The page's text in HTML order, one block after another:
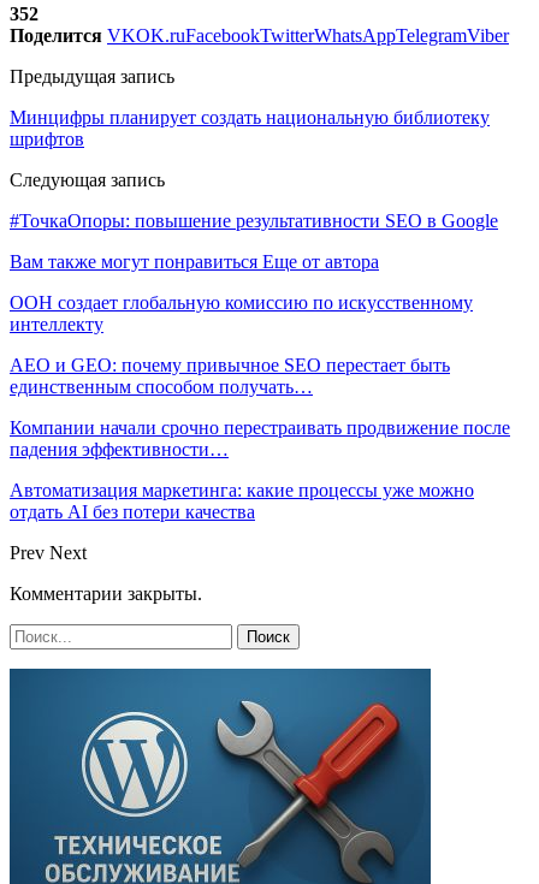
352
Поделится VKOK.ruFacebookTwitterWhatsAppTelegramViber
Предыдущая запись
Минцифры планирует создать национальную библиотеку
шрифтов
Следующая запись
#ТочкаОпоры: повышение результативности SEO в Google
Вам также могут понравиться Еще от автора
ООН создает глобальную комиссию по искусственному
интеллекту
AEO и GEO: почему привычное SEO перестает быть
единственным способом получать…
Компании начали срочно перестраивать продвижение после
падения эффективности…
Автоматизация маркетинга: какие процессы уже можно
отдать AI без потери качества
Prev Next
Комментарии закрыты.